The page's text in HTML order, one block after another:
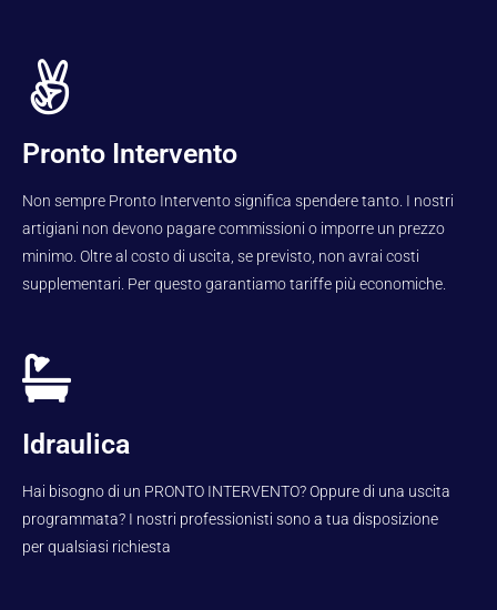
Pronto Intervento
Non sempre Pronto Intervento significa spendere tanto. I nostri
artigiani non devono pagare commissioni o imporre un prezzo
minimo. Oltre al costo di uscita, se previsto, non avrai costi
supplementari. Per questo garantiamo tariffe più economiche.
Idraulica
Hai bisogno di un PRONTO INTERVENTO? Oppure di una uscita
programmata? I nostri professionisti sono a tua disposizione
per qualsiasi richiesta